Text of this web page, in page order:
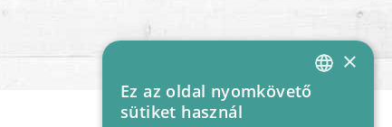
HUNGARIAN
×
Ez az oldal nyomkövető
sütiket használ